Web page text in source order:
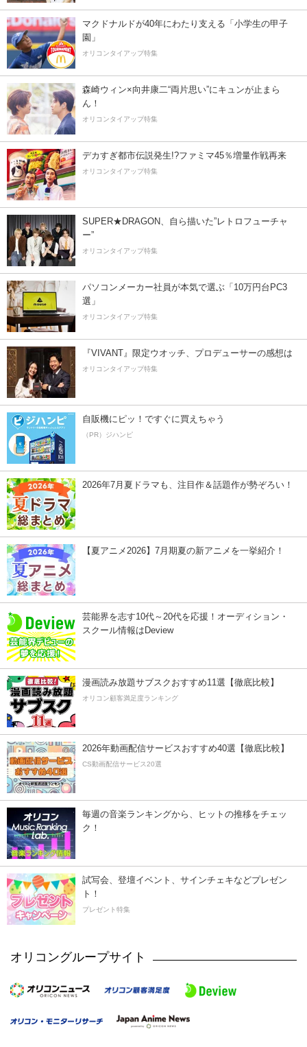
マクドナルドが40年にわたり支える「小学生の甲子
園」
オリコンタイアップ特集
森崎ウィン×向井康二“両片思い”にキュンが止まら
ん！
オリコンタイアップ特集
デカすぎ都市伝説発生!?ファミマ45％増量作戦再来
オリコンタイアップ特集
SUPER★DRAGON、自ら描いた”レトロフューチャ
ー”
オリコンタイアップ特集
パソコンメーカー社員が本気で選ぶ「10万円台PC3
選」
オリコンタイアップ特集
『VIVANT』限定ウオッチ、プロデューサーの感想は
オリコンタイアップ特集
自販機にピッ！ですぐに買えちゃう
（PR）ジハンピ
2026年7月夏ドラマも、注目作＆話題作が勢ぞろい！
【夏アニメ2026】7月期夏の新アニメを一挙紹介！
芸能界を志す10代～20代を応援！オーディション・
スクール情報はDeview
漫画読み放題サブスクおすすめ11選【徹底比較】
オリコン顧客満足度ランキング
2026年動画配信サービスおすすめ40選【徹底比較】
CS動画配信サービス20選
毎週の音楽ランキングから、ヒットの推移をチェッ
ク！
試写会、登壇イベント、サインチェキなどプレゼン
ト！
プレゼント特集
オリコングループサイト